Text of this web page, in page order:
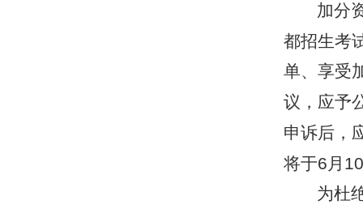
加分
都招生考
单、享受
议，应予
申诉后，
将于6月 10
为杜